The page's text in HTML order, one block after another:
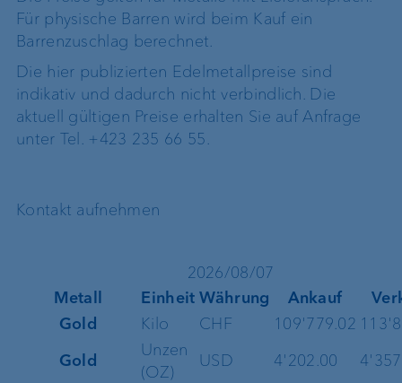
Für physische Barren wird beim Kauf ein
Barrenzuschlag berechnet.
Die hier publizierten Edelmetallpreise sind
indikativ und dadurch nicht verbindlich. Die
aktuell gültigen Preise erhalten Sie auf Anfrage
unter Tel. +423 235 66 55.
Kontakt aufnehmen
2026/08/07
Metall
Einheit Währung Ankauf
Gold
Kilo CHF 109'779.02
Gold
Unzen
(OZ)
USD 4'202.00